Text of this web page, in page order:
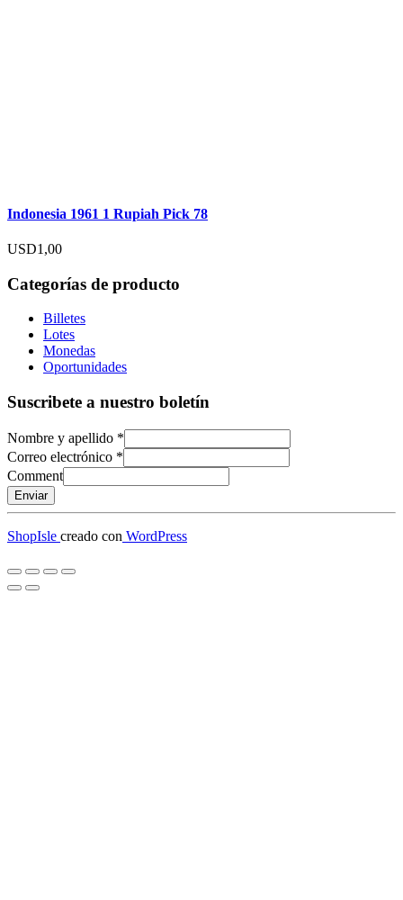
Indonesia 1961 1 Rupiah Pick 78
USD1,00
Categorías de producto
Billetes
Lotes
Monedas
Oportunidades
Suscribete a nuestro boletín
Nombre y apellido *
Correo electrónico *
Comment
Enviar
ShopIsle creado con WordPress